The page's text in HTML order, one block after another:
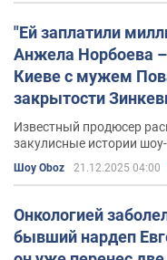
"Ей заплатили
Анжела Норбоева –
Киеве с мужем
закрытости
родственника из
Известный продюсер
закулисные истории
Шоу Oboz 21.12.2025 04:00
Онкологией
бывший нардеп